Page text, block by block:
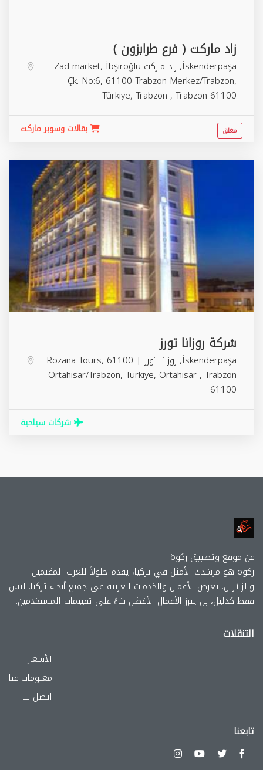
زاد ماركت ( فرع طرابزون )
İskenderpaşa, زاد ماركت Zad market, İbşiroğlu
Çk. No:6, 61100 Trabzon Merkez/Trabzon,
Türkiye, Trabzon , Trabzon 61100
بقالات وسوبر ماركت مغلق
شركة روزانا تورز
İskenderpaşa, روزانا تورز | Rozana Tours, 61100
Ortahisar/Trabzon, Türkiye, Ortahisar, Trabzon
61100
شركات سياحية
عن موقع وتطببق ركوة
ركوة هو مرشدك الأمثل في تركيا، يقدم حلولاً للعرب المقيمين
والزائرين. يعرض الأعمال والخدمات العربية في جميع أنحاء تركيا. ليس
فقط كدليل، بل يبرز الأعمال الأفضل بناءً على تقييمات المستخدمين.
التنقلات
الأسعار
معلومات عنا
اتصل بنا
تابعنا